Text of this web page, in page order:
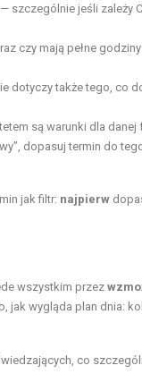
szczególnie jeśli zależy
czy mają pełne
dotyczy także tego, co
są warunki dla
dopasuj termin do
jak filtr: najpierw
wszystkim przez
jak wygląda plan dnia:
co